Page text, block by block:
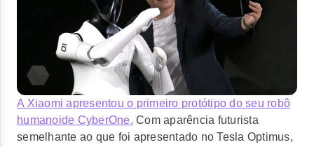
A Xiaomi apresentou o primeiro protótipo do seu robô
humanoide CyberOne. Com aparência futurista
semelhante ao que foi apresentado no Tesla Optimus,